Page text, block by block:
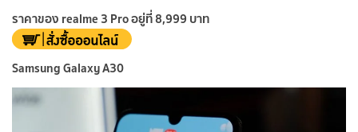
ราคาของ realme 3 Pro อยู่ที่ 8,999 บาท
Samsung Galaxy A30